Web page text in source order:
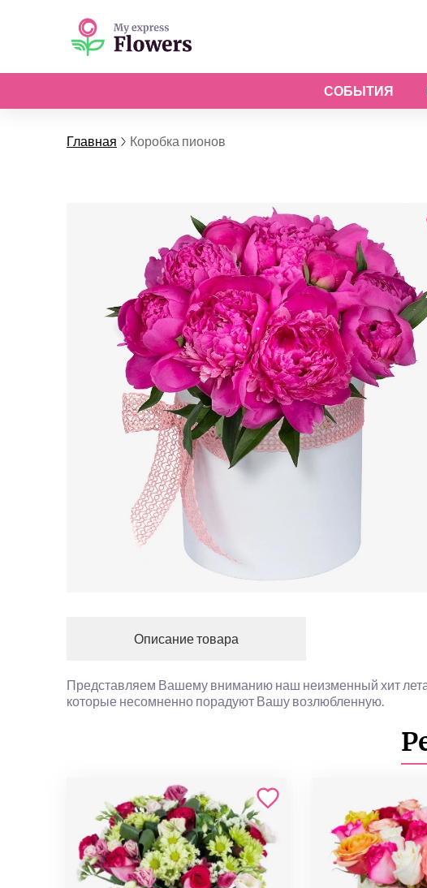
СОБЫТИЯ
Главная Коробка пионов
Описание товара
Представляем Вашему вниманию наш неизменный хит
которые несомненно порадуют Вашу возлюбленную.